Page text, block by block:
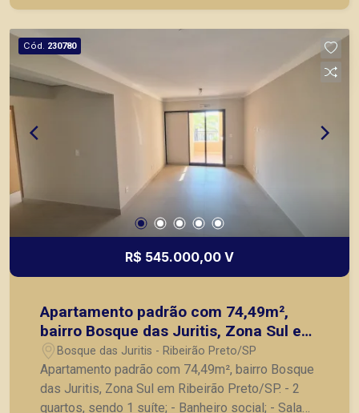
Cód. 230780
R$ 545.000,00 V
Apartamento padrão com 74,49m²,
bairro Bosque das Juritis, Zona Sul em
Ribeirão Preto/SP.
Bosque das Juritis - Ribeirão Preto/SP
Apartamento padrão com 74,49m², bairro Bosque
das Juritis, Zona Sul em Ribeirão Preto/SP. - 2
quartos, sendo 1 suíte; - Banheiro social; - Sala